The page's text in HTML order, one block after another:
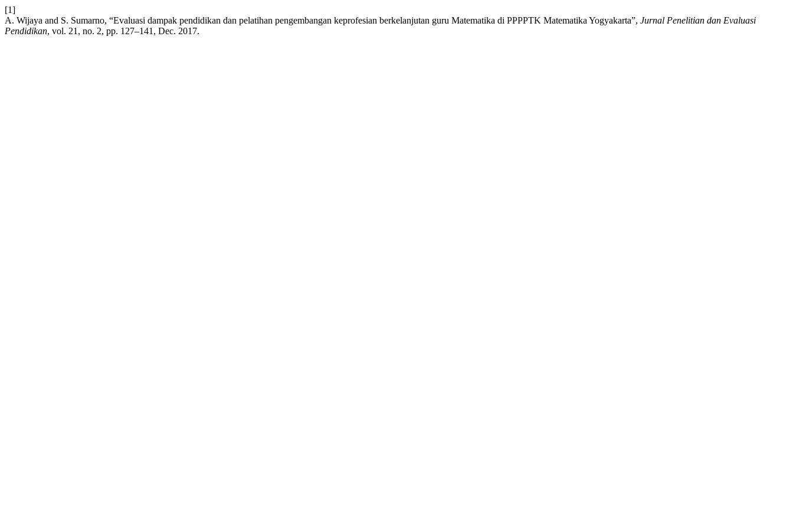
[1]
A. Wijaya and S. Sumarno, “Evaluasi dampak pendidikan dan pelatihan pengembangan keprofesian berkelanjutan guru Matematika di PPPPTK Matematika Yogyakarta”, Jurnal Penelitian dan Evaluasi
Pendidikan, vol. 21, no. 2, pp. 127–141, Dec. 2017.